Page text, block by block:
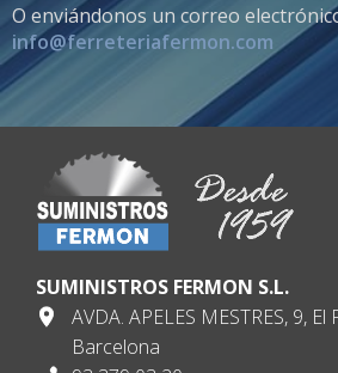
O enviándonos un correo
info@ferreteriafermon.com
SUMINISTROS FERMON S.L.
AVDA. APELES MESTRES, 9,
Barcelona